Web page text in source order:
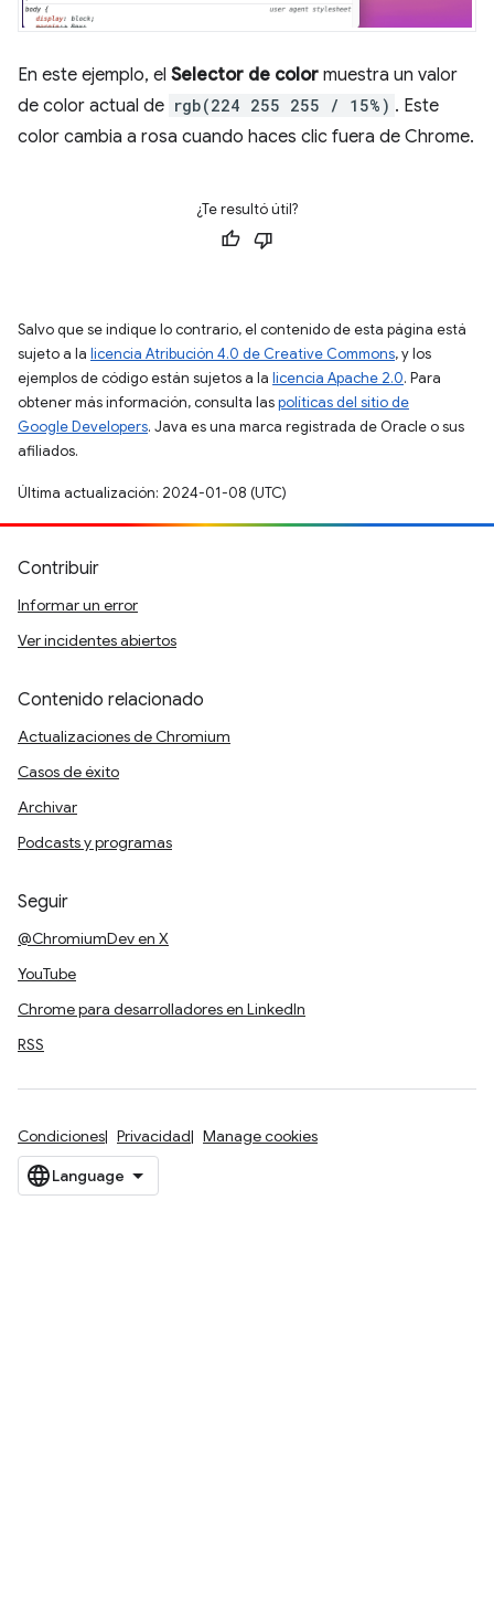
En este ejemplo, el Selector de color muestra un valor
de color actual de rgb(224 255 255 / 15%) . Este
color cambia a rosa cuando haces clic fuera de Chrome.
¿Te resultó útil?
Salvo que se indique lo contrario, el contenido de esta página está
sujeto a la licencia Atribución 4.0 de Creative Commons, y los
ejemplos de código están sujetos a la licencia Apache 2.0. Para
obtener más información, consulta laspolíticas del sitio de
Google Developers. Java es una marca registrada de Oracle o sus
afiliados.
Última actualización: 2024-01-08 (UTC)
Contribuir
Informar un error
Ver incidentes abiertos
Contenido relacionado
Actualizaciones de Chromium
Casos de éxito
Archivar
Podcasts y programas
Seguir
@ChromiumDev en X
YouTube
Chrome para desarrolladores en LinkedIn
RSS
Condiciones Privacidad Manage cookies